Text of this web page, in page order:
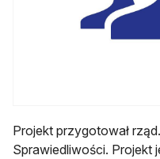
Projekt przygotował
Sprawiedliwości. Projekt